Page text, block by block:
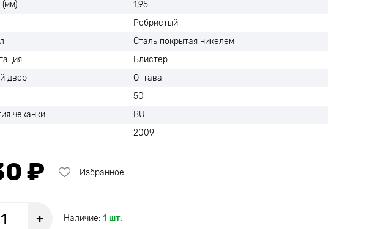
1,95
Ребристый
Сталь покрытая никелем
Блистер
двор
Оттава
50
чеканки
BU
2009
₽ Избранное
+ Наличие: 1 шт.